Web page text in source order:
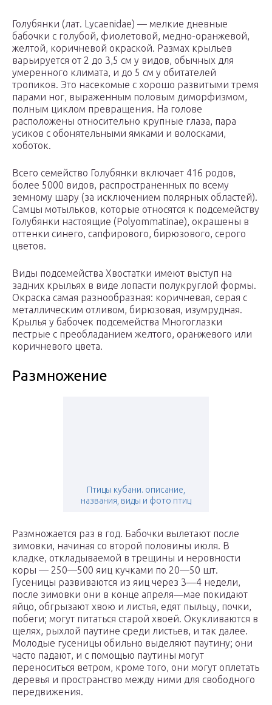
Голубянки (лат. Lycaenidae) — мелкие дневные
бабочки с голубой, фиолетовой, медно-оранжевой,
желтой, коричневой окраской. Размах крыльев
варьируется от 2 до 3,5 см у видов, обычных для
умеренного климата, и до 5 см у обитателей
тропиков. Это насекомые с хорошо развитыми тремя
парами ног, выраженным половым диморфизмом,
полным циклом превращения. На голове
расположены относительно крупные глаза, пара
усиков с обонятельными ямками и волосками,
хоботок.
Всего семейство Голубянки включает 416 родов,
более 5000 видов, распространенных по всему
земному шару (за исключением полярных областей).
Самцы мотыльков, которые относятся к подсемейству
Голубянки настоящие (Polyommatinae), окрашены в
оттенки синего, сапфирового, бирюзового, серого
цветов.
Виды подсемейства Хвостатки имеют выступ на
задних крыльях в виде лопасти полукруглой формы.
Окраска самая разнообразная: коричневая, серая с
металлическим отливом, бирюзовая, изумрудная.
Крылья у бабочек подсемейства Многоглазки
пестрые с преобладанием желтого, оранжевого или
коричневого цвета.
Размножение
Птицы кубани. описание,
названия, виды и фото птиц
Размножается раз в год. Бабочки вылетают после
зимовки, начиная со второй половины июля. В
кладке, откладываемой в трещины и неровности
коры — 250—500 яиц кучками по 20—50 шт.
Гусеницы развиваются из яиц через 3—4 недели,
после зимовки они в конце апреля—мае покидают
яйцо, обгрызают хвою и листья, едят пыльцу, почки,
побеги; могут питаться старой хвоей. Окукливаются в
щелях, рыхлой паутине среди листьев, и так далее.
Молодые гусеницы обильно выделяют паутину; они
часто падают, и с помощью паутины могут
переноситься ветром, кроме того, они могут оплетать
деревья и пространство между ними для свободного
передвижения.